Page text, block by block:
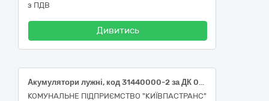
з ПДВ
Дивитись
Акумулятори лужні, код 31440000-2 за ДК 021:2015 «Акумуляторні батареї»
КОМУНАЛЬНЕ ПІДПРИЄМСТВО "КИЇВПАСТРАНС"